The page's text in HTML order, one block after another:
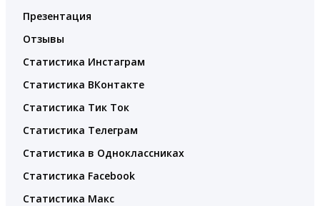
Презентация
Отзывы
Статистика Инстаграм
Статистика ВКонтакте
Статистика Тик Ток
Статистика Телеграм
Статистика в Одноклассниках
Статистика Facebook
Статистика Макс